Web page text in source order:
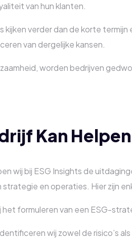
van hun klanten.
kijken verder dan de korte
van dergelijke kansen.
worden bedrijven
Kan Helpen
wij bij ESG Insights de
en operaties. Hier zijn
het formuleren van een ESG-
wij zowel de risico’s